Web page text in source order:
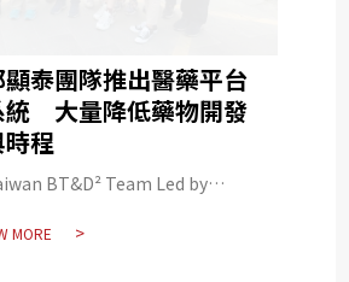
泰團隊推出醫藥平台
統 大量降低藥物開發
程
BT&D² Team Led by
Lower the Cost and Time of
MORE